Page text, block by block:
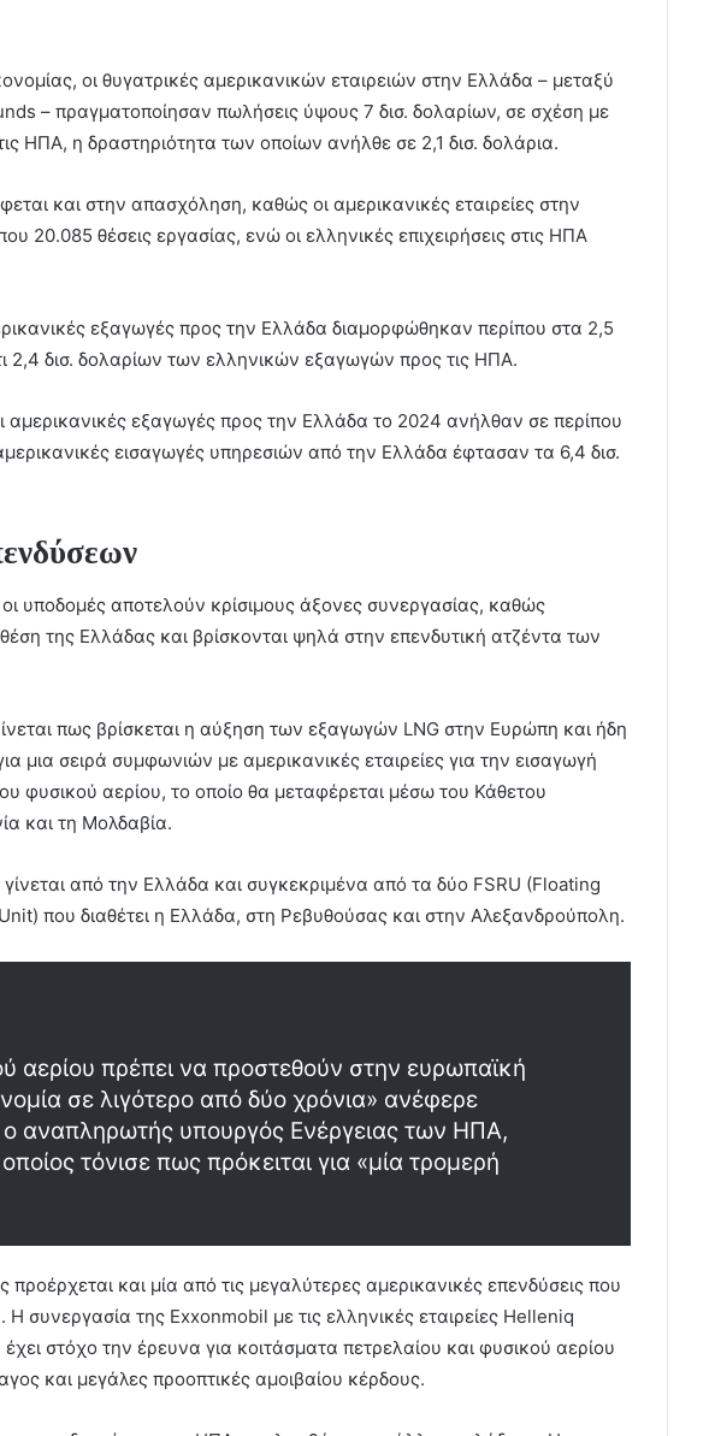
οι θυγατρικές αμερικανικών εταιρειών στην Ελλάδα – μεταξύ
– πραγματοποίησαν πωλήσεις ύψους 7 δισ. δολαρίων, σε σχέση με
ΗΠΑ, η δραστηριότητα των οποίων ανήλθε σε 2,1 δισ. δολάρια.
και στην απασχόληση, καθώς οι αμερικανικές εταιρείες στην
20.085 θέσεις εργασίας, ενώ οι ελληνικές επιχειρήσεις στις ΗΠΑ
εξαγωγές προς την Ελλάδα διαμορφώθηκαν περίπου στα 2,5
2,4 δισ. δολαρίων των ελληνικών εξαγωγών προς τις ΗΠΑ.
αμερικανικές εξαγωγές προς την Ελλάδα το 2024 ανήλθαν σε περίπου
εισαγωγές υπηρεσιών από την Ελλάδα έφτασαν τα 6,4 δισ.
υποδομές αποτελούν κρίσιμους άξονες συνεργασίας, καθώς
της Ελλάδας και βρίσκονται ψηλά στην επενδυτική ατζέντα των
πως βρίσκεται η αύξηση των εξαγωγών LNG στην Ευρώπη και ήδη
μια σειρά συμφωνιών με αμερικανικές εταιρείες για την εισαγωγή
φυσικού αερίου, το οποίο θα μεταφέρεται μέσω του Κάθετου
και τη Μολδαβία.
από την Ελλάδα και συγκεκριμένα από τα δύο FSRU (Floating
που διαθέτει η Ελλάδα, στη Ρεβυθούσας και στην Αλεξανδρούπολη.
αερίου πρέπει να προστεθούν στην ευρωπαϊκή
σε λιγότερο από δύο χρόνια» ανέφερε
ο αναπληρωτής υπουργός Ενέργειας των ΗΠΑ,
τόνισε πως πρόκειται για «μία τρομερή
και μία από τις μεγαλύτερες αμερικανικές επενδύσεις που
συνεργασία της Exxonmobil με τις ελληνικές εταιρείες Helleniq
στόχο την έρευνα για κοιτάσματα πετρελαίου και φυσικού αερίου
και μεγάλες προοπτικές αμοιβαίου κέρδους.